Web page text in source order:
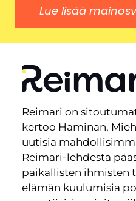
Lue lisää
Reimari on
kertoo Haminan,
uutisia
Reimari-lehdestä
paikallisten ihmisten
elämän kuulumisia